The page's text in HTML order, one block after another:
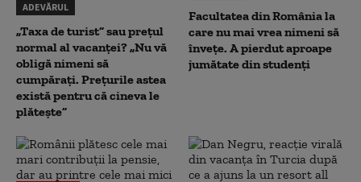
ADEVĂRUL
„Taxa de turist” sau prețul
normal al vacanței? „Nu vă
obligă nimeni să
cumpărați. Prețurile astea
există pentru că cineva le
plătește”
Facultatea din România la
care nu mai vrea nimeni să
înveţe. A pierdut aproape
jumătate din studenţi